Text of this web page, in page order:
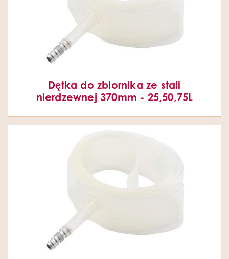
Dętka do zbiornika ze stali
nierdzewnej 370mm - 25,50,75L